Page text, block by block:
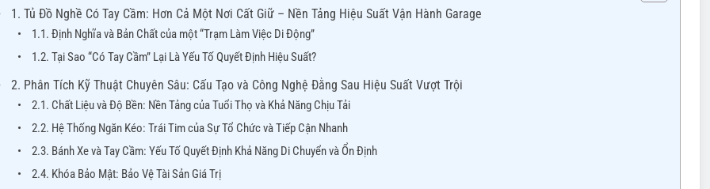
1. Tủ Đồ Nghề Có Tay Cầm: Hơn Cả Một Nơi Cất Giữ – Nền Tảng Hiệu Suất Vận Hành Garage
1.1. Định Nghĩa và Bản Chất của một “Trạm Làm Việc Di Động”
1.2. Tại Sao “Có Tay Cầm” Lại Là Yếu Tố Quyết Định Hiệu Suất?
2. Phân Tích Kỹ Thuật Chuyên Sâu: Cấu Tạo và Công Nghệ Đằng Sau Hiệu Suất Vượt Trội
2.1. Chất Liệu và Độ Bền: Nền Tảng của Tuổi Thọ và Khả Năng Chịu Tải
2.2. Hệ Thống Ngăn Kéo: Trái Tim của Sự Tổ Chức và Tiếp Cận Nhanh
2.3. Bánh Xe và Tay Cầm: Yếu Tố Quyết Định Khả Năng Di Chuyển và Ổn Định
2.4. Khóa Bảo Mật: Bảo Vệ Tài Sản Giá Trị